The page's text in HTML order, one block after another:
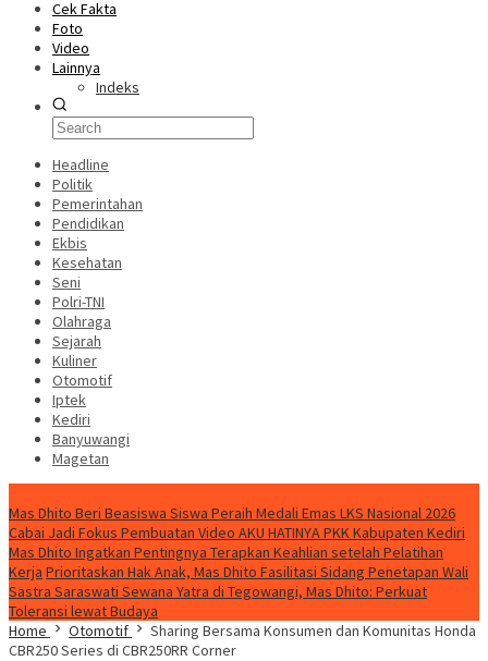
Cek Fakta
Foto
Video
Lainnya
Indeks
Headline
Politik
Pemerintahan
Pendidikan
Ekbis
Kesehatan
Seni
Polri-TNI
Olahraga
Sejarah
Kuliner
Otomotif
Iptek
Kediri
Banyuwangi
Magetan
Mas Dhito Beri Beasiswa Siswa Peraih Medali Emas LKS Nasional 2026
Cabai Jadi Fokus Pembuatan Video AKU HATINYA PKK Kabupaten Kediri
Mas Dhito Ingatkan Pentingnya Terapkan Keahlian setelah Pelatihan
Kerja Prioritaskan Hak Anak, Mas Dhito Fasilitasi Sidang Penetapan Wali
Sastra Saraswati Sewana Yatra di Tegowangi, Mas Dhito: Perkuat
Toleransi lewat Budaya
Home
Otomotif
Sharing Bersama Konsumen dan Komunitas Honda
CBR250 Series di CBR250RR Corner